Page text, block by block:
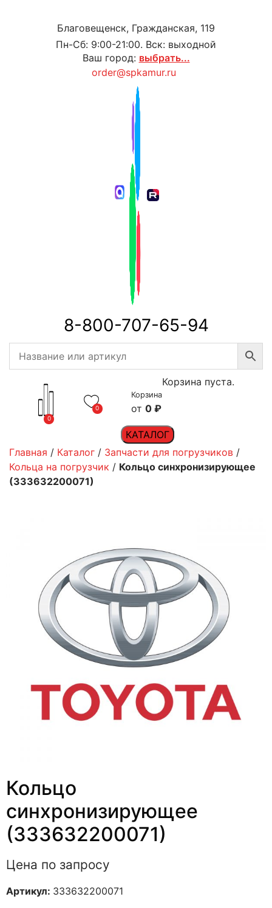
Благовещенск, Гражданская, 119
Пн-Сб: 9:00-21:00. Вск: выходной
Ваш город: выбрать...
order@spkamur.ru
8-800-707-65-94
0
0
Корзина
0 ₽
Корзина пуста.
КАТАЛОГ
Главная / Каталог / Запчасти для погрузчиков /
Кольца на погрузчик / Кольцо синхронизирующее
(333632200071)
Кольцо
синхронизирующее
(333632200071)
Цена по запросу
Артикул: 333632200071